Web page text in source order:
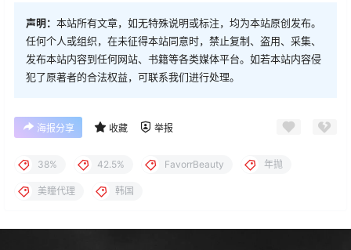
声明： 本站所有文章，如无特殊说明或标注，均为本站原创发布。
任何个人或组织，在未征得本站同意时，禁止复制、盗用、采集、
发布本站内容到任何网站、书籍等各类媒体平台。如若本站内容侵
犯了原著者的合法权益，可联系我们进行处理。
海报分享 收藏 举报
38% 42.5% FavorrBeauty 年抛
美瞳代理 韩国